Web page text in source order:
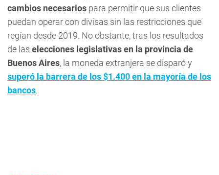
cambios necesarios para permitir que sus clientes
puedan operar con divisas sin las restricciones que
regían desde 2019. No obstante, tras los resultados
de las elecciones legislativas en la provincia de
Buenos Aires, la moneda extranjera se disparó y
superó la barrera de los $1.400en la mayoría de los
bancos.